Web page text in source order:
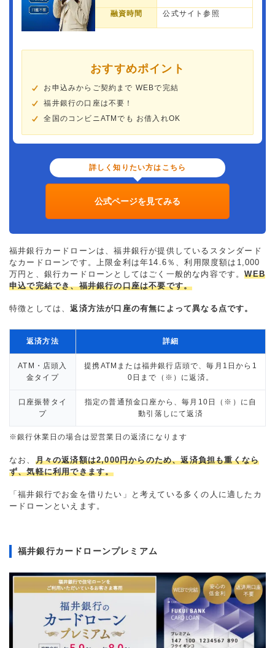
融資時間 公式サイト参照
おすすめポイント
お申込みからご契約まで WEBで完結
福井銀行の口座は不要！
全国のコンビニATMでも お借入れOK
詳しく知りたい方はこちら
公式ページを見てみる
福井銀行カードローンは、福井銀行が提供しているスタンダード
なカードローンです。上限金利は年14.6％、利用限度額は1,000
万円と、銀行カードローンとしてはごく一般的な内容です。WEB
申込で完結でき、福井銀行の口座は不要です。
特徴としては、返済方法が口座の有無によって異なる点です。
返済方法 詳細
ATM・店頭入
金タイプ
提携ATMまたは福井銀行店頭で、毎月1日から1
0日まで（※）に返済。
口座振替タイ
プ
指定の普通預金口座から、毎月10日（※）に自
動引落しにて返済
※銀行休業日の場合は翌営業日の返済になります
なお、 月々の返済額は2,000円からのため、返済負担も重くなら
ず、気軽に利用できます。
「福井銀行でお金を借りたい」と考えている多くの人に適したカ
ードローンといえます。
福井銀行カードローンプレミアム